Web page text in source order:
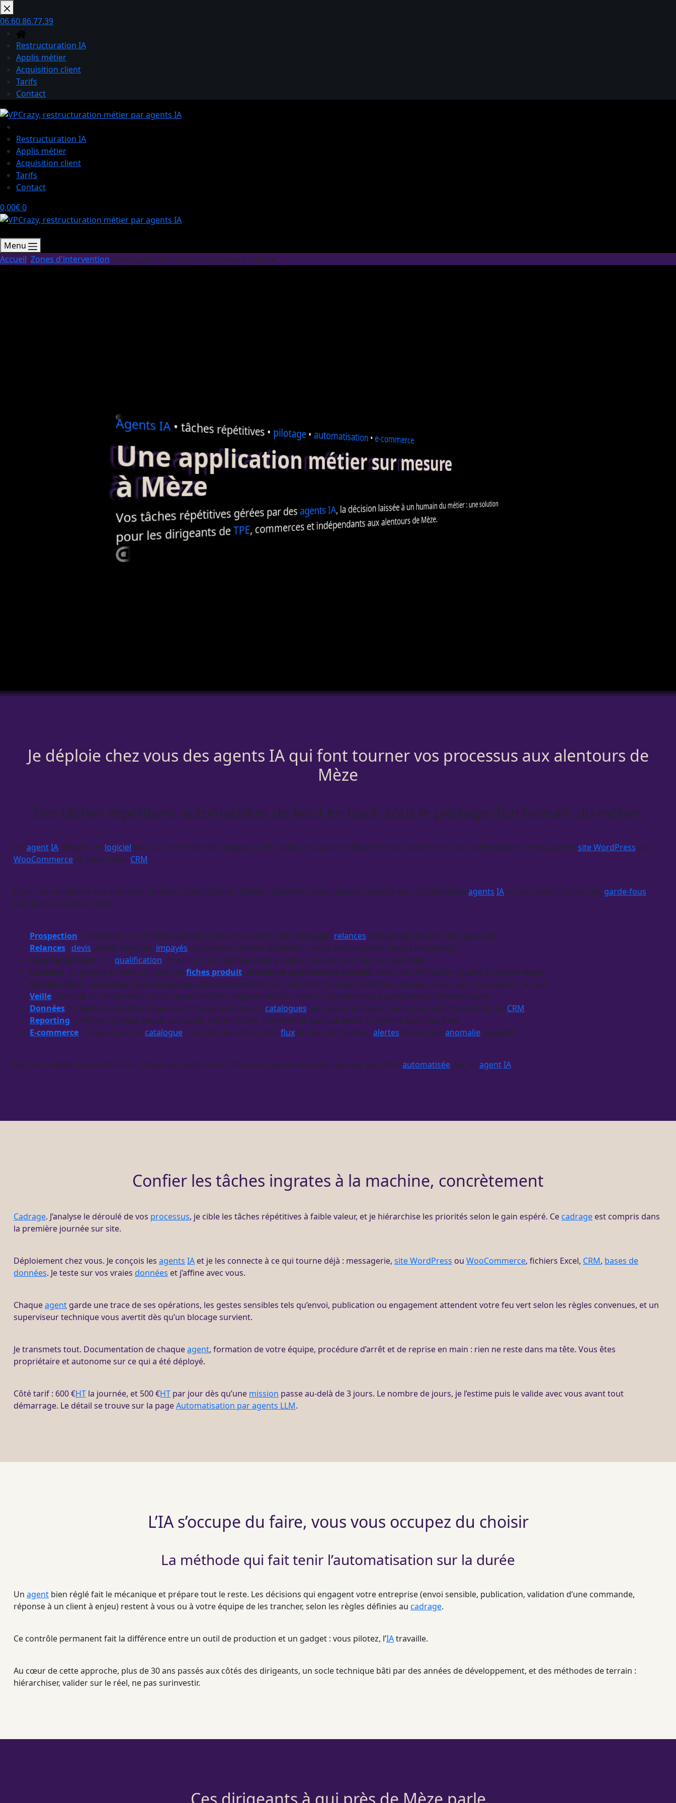
Passer
au
contenu
06.60.86.77.39
Restructuration IA
Applis métier
Acquisition client
Tarifs
Contact
Restructuration IA
Applis métier
Acquisition client
Tarifs
Contact
Panier
d’achat
0,00€0
Menu
Accueil Zones d'intervention Une application métier sur mesure à Mèze
AgentsIA• tâches répétitives • pilotage• automatisation•e-commerce
Une application métier sur mesure
à Mèze
Vos tâches répétitives gérées par des agentsIA, la décision laissée à un humain du métier : une solution
pour les dirigeants deTPE, commerces et indépendants aux alentours de Mèze.
Je déploie chez vous des agents IA qui font tourner vos processus aux alentours de
Mèze
Des tâches répétitives automatisées de bout en bout, sous le pilotage d’un humain du métier.
Un agentIA désigne un logiciel bâti sur un modèle de langage qui lit, rédige, organise et déclenche des actions sur vos outils existants : messagerie, site WordPress ou
WooCommerce, fichiers Excel, CRM.
Pour une entreprise aux alentours de Mèze, l’approche est directe : j’identifie ce qui pèse et rapporte peu, je déploie les agents IA sur vos outils, je place les garde-fous,
puis je vous passe la main.
Prospection : constitution de fichiers qualifiés, personnalisation des messages, relances séquencées et suivi des réponses
Relances : devis jamais relancés, impayés en suspens, paniers délaissés, clients sans nouvelle depuis longtemps
Courrier entrant : tri, qualification, brouillons de réponse prêts à valider, transmission des cas sensibles
Contenu : je génère et mets en ligne vos fiches produit, articles et publications sociales, avec une vérification qualité à chaque étape
Service client : premières réponses gérées automatiquement, suivi des commandes, traitement des avis, relais vers moi quand il le faut
Veille : suivi de la concurrence, tarifs, appels d’offres, réglementation, avec un compte rendu quotidien ou hebdomadaire
Données : Collecte, dédoublonnage et enrichissement de vos catalogues, annuaires et bases clients, puis synchronisation du CRM
Reporting : chiffres agrégés depuis vos outils, mis en forme, commentés puis adressés au rythme que vous fixez
E-commerce : tenue à jour du catalogue, contrôle des stocks, des flux et des commandes, alertes dès qu’une anomalie apparaît
Rien de limitatif dans cette liste : n’importe quelle action récurrente qui vit dans vos logiciels peut être automatisée par un agentIA.
Confier les tâches ingrates à la machine, concrètement
Cadrage. J’analyse le déroulé de vos processus, je cible les tâches répétitives à faible valeur, et je hiérarchise les priorités selon le gain espéré. Ce cadrage est compris dans
la première journée sur site.
Déploiement chez vous. Je conçois les agents IA et je les connecte à ce qui tourne déjà : messagerie, site WordPress ou WooCommerce, fichiers Excel, CRM, bases de
données. Je teste sur vos vraies données et j’affine avec vous.
Chaqueagent garde une trace de ses opérations, les gestes sensibles tels qu’envoi, publication ou engagement attendent votre feu vert selon les règles convenues, et un
superviseur technique vous avertit dès qu’un blocage survient.
Je transmets tout. Documentation de chaqueagent, formation de votre équipe, procédure d’arrêt et de reprise en main : rien ne reste dans ma tête. Vous êtes
propriétaire et autonome sur ce qui a été déployé.
Côté tarif : 600 €HT la journée, et 500 €HT par jour dès qu’une mission passe au-delà de 3 jours. Le nombre de jours, je l’estime puis le valide avec vous avant tout
démarrage. Le détail se trouve sur la pageAutomatisation par agents LLM.
L’IA s’occupe du faire, vous vous occupez du choisir
La méthode qui fait tenir l’automatisation sur la durée
Un agent bien réglé fait le mécanique et prépare tout le reste. Les décisions qui engagent votre entreprise (envoi sensible, publication, validation d’une commande,
réponse à un client à enjeu) restent à vous ou à votre équipe de les trancher, selon les règles définies au cadrage.
Ce contrôle permanent fait la différence entre un outil de production et un gadget : vous pilotez, l’IAtravaille.
Au cœur de cette approche, plus de 30 ans passés aux côtés des dirigeants, un socle technique bâti par des années de développement, et des méthodes de terrain :
hiérarchiser, valider sur le réel, ne pas surinvestir.